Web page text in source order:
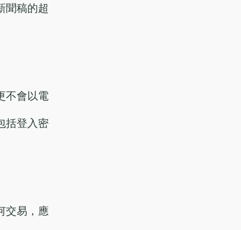
聞稿的超
不會以電
括登入密
交易，應